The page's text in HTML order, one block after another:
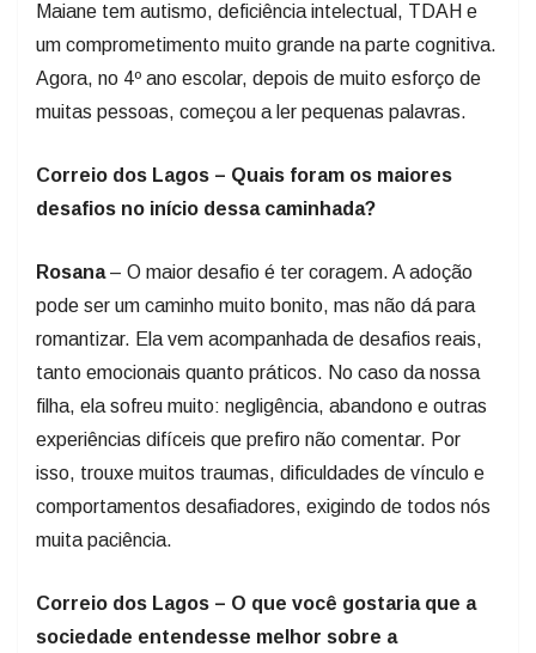
Maiane tem autismo, deficiência intelectual, TDAH e
um comprometimento muito grande na parte cognitiva.
Agora, no 4º ano escolar, depois de muito esforço de
muitas pessoas, começou a ler pequenas palavras.
Correio dos Lagos – Quais foram os maiores
desafios no início dessa caminhada?
Rosana– O maior desafio é ter coragem. A adoção
pode ser um caminho muito bonito, mas não dá para
romantizar. Ela vem acompanhada de desafios reais,
tanto emocionais quanto práticos. No caso da nossa
filha, ela sofreu muito: negligência, abandono e outras
experiências difíceis que prefiro não comentar. Por
isso, trouxe muitos traumas, dificuldades de vínculo e
comportamentos desafiadores, exigindo de todos nós
muita paciência.
Correio dos Lagos – O que você gostaria que a
sociedade entendesse melhor sobre a